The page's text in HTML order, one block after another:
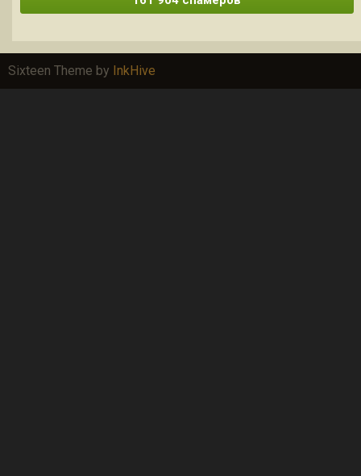
Sixteen Theme by InkHive